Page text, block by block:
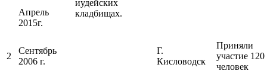
Апрель
2015г.
иудейских
кладбищах.
2
Сентябрь
2006 г.
Г.
Кисловодск
Приняли
участие 120
человек